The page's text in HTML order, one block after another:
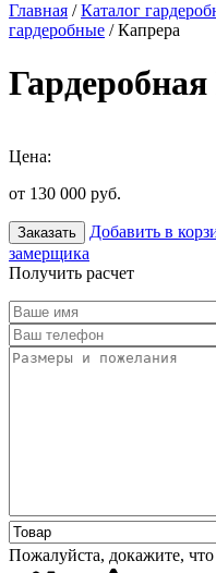
Главная /Каталог
гардеробные / Капрера
Цена:
от 130 000 руб.
Заказать Добавить в
замерщика
Получить расчет
Пожалуйста, докажите,